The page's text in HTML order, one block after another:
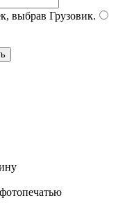
выбрав Грузовик.